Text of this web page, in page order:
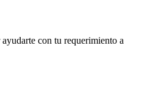
con tu requerimiento a